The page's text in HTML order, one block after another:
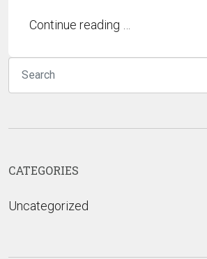
Continue reading …
CATEGORIES
Uncategorized